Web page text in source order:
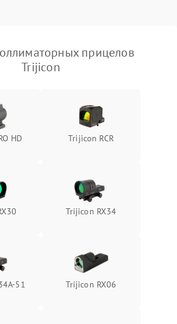
Подробнее →
прицелов
Trijicon
HD Trijicon RCR
Trijicon RX34
51 Trijicon RX06